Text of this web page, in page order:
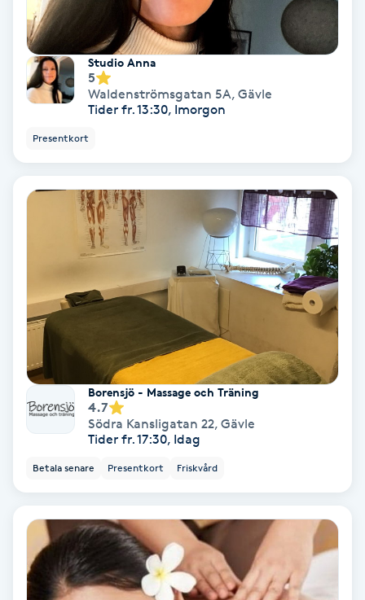
Ny frisyr
Olaplex
Ombre brows
Optiker
Ortobionomi
Ortopedi
Paraffinbehandling
Pedikyr
Studio Anna
5
Waldenströmsgatan 5A, Gävle
Tider fr. 13:30, Imorgon
Presentkort
Borensjö - Massage och Träning
4.7
Södra Kansligatan 22, Gävle
Tider fr. 17:30, Idag
Betala senare Presentkort Friskvård